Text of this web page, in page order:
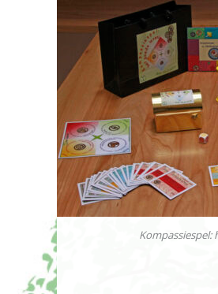
Kompassiespel: